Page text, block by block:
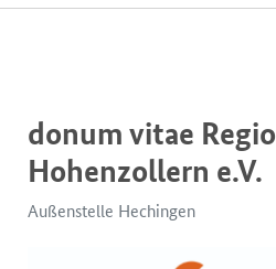
donum vitae
Hohenzollern e.V.
Außenstelle Hechingen